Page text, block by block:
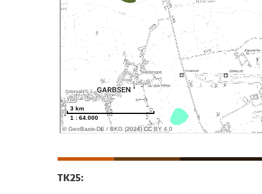
TK25: